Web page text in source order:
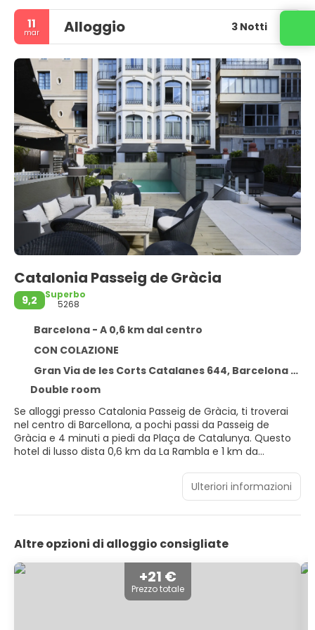
11
mar Alloggio 3 Notti
Catalonia Passeig de Gràcia
9,2
Superbo
5268
Barcelona - A 0,6 km dal centro
CON COLAZIONE
Gran Via de les Corts Catalanes 644, Barcelona 08007
Double room
Se alloggi presso Catalonia Passeig de Gràcia, ti troverai
nel centro di Barcellona, a pochi passi da Passeig de
Gràcia e 4 minuti a piedi da Plaça de Catalunya. Questo
hotel di lusso dista 0,6 km da La Rambla e 1 km da
Grazie ad un'ampia gamma di servizi ricreativi, che
includono una piscina all'aperto e una palestra, il
divertimento è assicurato. Questo hotel offre, inoltre, il
della struttura, complete di minibar e TV a schermo
piatto. Il Wi-Fi gratuito ti consente di restare in contatto
con il mondo, mentre la TV con canali via satellite è
Ulteriori informazioni
Altre opzioni di alloggio consigliate
+21 €
Prezzo totale